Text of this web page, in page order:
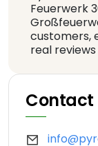
Feuerwerk
customers,
real
Contact